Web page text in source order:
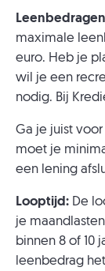
Leenbedragen
maximale
euro. Heb je
wil je een
nodig. Bij
Ga je juist
moet je
een lening
Looptijd: De
je
binnen 8 of 10
leenbedrag